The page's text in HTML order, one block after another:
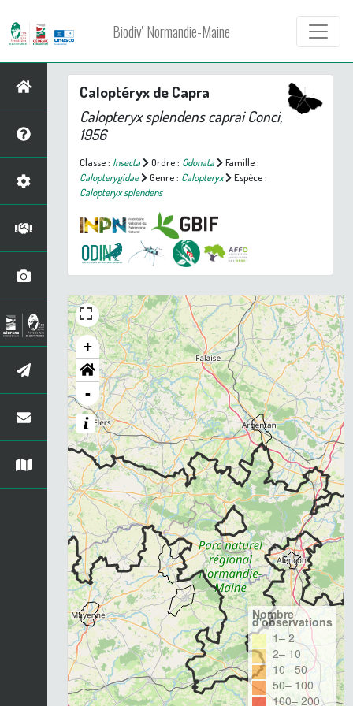
Biodiv' Normandie-Maine
Caloptéryx de Capra
Calopteryx splendens capraiConci,
1956
Classe : Insecta Ordre : Odonata
Famille :
Calopterygidae
Genre : Calopteryx
Espèce :
Calopteryx splendens
+
-
Nombre
d'observations
1– 2
2– 10
10– 50
50– 100
100– 200